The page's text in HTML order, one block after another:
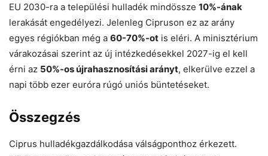
EU 2030-ra a települési hulladék mindössze 10%-ának
lerakását engedélyezi. Jelenleg Cipruson ez az arány
egyes régiókban még a 60-70%-ot is eléri. A minisztérium
várakozásai szerint az új intézkedésekkel 2027-ig el kell
érni az 50%-os újrahasznosítási arányt, elkerülve ezzel a
napi több ezer euróra rúgó uniós büntetéseket.
Összegzés
Ciprus hulladékgazdálkodása válságponthoz érkezett.